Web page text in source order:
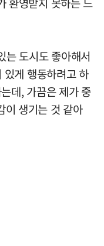
는 도시도 좋아해서
게 행동하려고 하
데, 가끔은 제가 중
이 생기는 것 같아